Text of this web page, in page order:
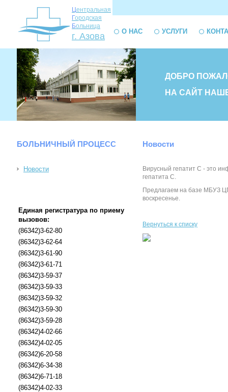
Центральная
Городская
Больница
г. Азова О НАС УСЛУГИ
ДОБРО
НА САЙТ
БОЛЬНИЧНЫЙ ПРОЦЕСС
Новости
Единая регистратура по приему
вызовов:
(86342)3-62-80
(86342)3-62-64
(86342)3-61-90
(86342)3-61-71
(86342)3-59-37
(86342)3-59-33
(86342)3-59-32
(86342)3-59-30
(86342)3-59-28
(86342)4-02-66
(86342)4-02-05
(86342)6-20-58
(86342)6-34-38
(86342)6-71-18
(86342)4-02-33
Новости
Вирусный гепатит С - это
гепатита С.
Предлагаем на базе МБУЗ
воскресенье.
Вернуться к списку